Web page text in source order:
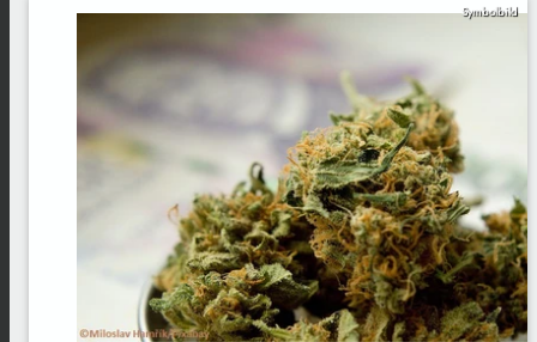
Symbolbild